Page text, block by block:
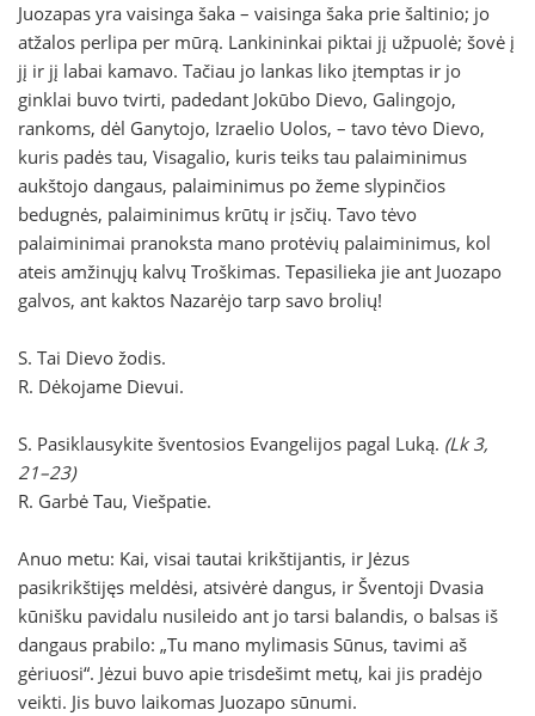
Juozapas yra vaisinga šaka – vaisinga šaka prie šaltinio; jo
atžalos perlipa per mūrą. Lankininkai piktai jį užpuolė; šovė į
jį ir jį labai kamavo. Tačiau jo lankas liko įtemptas ir jo
ginklai buvo tvirti, padedant Jokūbo Dievo, Galingojo,
rankoms, dėl Ganytojo, Izraelio Uolos, – tavo tėvo Dievo,
kuris padės tau, Visagalio, kuris teiks tau palaiminimus
aukštojo dangaus, palaiminimus po žeme slypinčios
bedugnės, palaiminimus krūtų ir įsčių. Tavo tėvo
palaiminimai pranoksta mano protėvių palaiminimus, kol
ateis amžinųjų kalvų Troškimas. Tepasilieka jie ant Juozapo
galvos, ant kaktos Nazarėjo tarp savo brolių!
S. Tai Dievo žodis.
R. Dėkojame Dievui.
S. Pasiklausykite šventosios Evangelijos pagal Luką. (Lk 3,
21–23)
R. Garbė Tau, Viešpatie.
Anuo metu: Kai, visai tautai krikštijantis, ir Jėzus
pasikrikštijęs meldėsi, atsivėrė dangus, ir Šventoji Dvasia
kūnišku pavidalu nusileido ant jo tarsi balandis, o balsas iš
dangaus prabilo: „Tu mano mylimasis Sūnus, tavimi aš
gėriuosi“. Jėzui buvo apie trisdešimt metų, kai jis pradėjo
veikti. Jis buvo laikomas Juozapo sūnumi.